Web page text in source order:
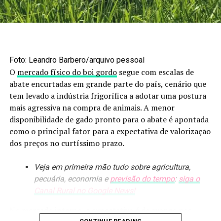
um incremento discreto de 0,31% sobre o total
observado ao longo de 2025.
anterior
No caso do milho, o desempenho das exportações
brasileiras em maio foi carregado pelo resultado mato-
grossense. Opaís escoou 249,31 mil toneladas do
cereal, uma queda de 47,06% frente a abril, mas com
salto expressivo de 571,87% na comparação anual.Mato
Grosso foi o responsável por 48,55%
maior volume para meses de maio na série histórica.
O volume exportado pelo estado representa um
anterior. No consolidado da safra 2024/25, as
Foto: Leandro Barbero/arquivo pessoal
O mercado físico do boi gordosegue com escalas de
abate encurtadas em grande parte do país, cenário que
tem levado a indústria frigorífica a adotar uma postura
mais agressiva na compra de animais. A menor
disponibilidade de gado pronto para o abate é apontada
como o principal fator para a expectativa de valorização
dos preços no curtíssimo prazo.
Veja em primeira mão tudo sobre agricultura,
pecuária, economia e previsão do tempo: siga o
Canal Rural no Google News!